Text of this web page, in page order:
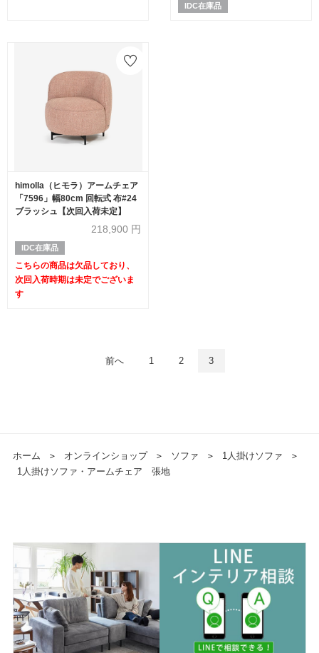
IDC在庫品
himolla（ヒモラ）アームチェア
「7596」幅80cm 回転式 布#24
ブラッシュ【次回入荷未定】
218,900 円
IDC在庫品
こちらの商品は欠品しており、
次回入荷時期は未定でございま
す
前へ 1 2 3
ホーム ＞ オンラインショップ ＞ ソファ ＞ 1人掛けソファ
＞
1人掛けソファ・アームチェア 張地